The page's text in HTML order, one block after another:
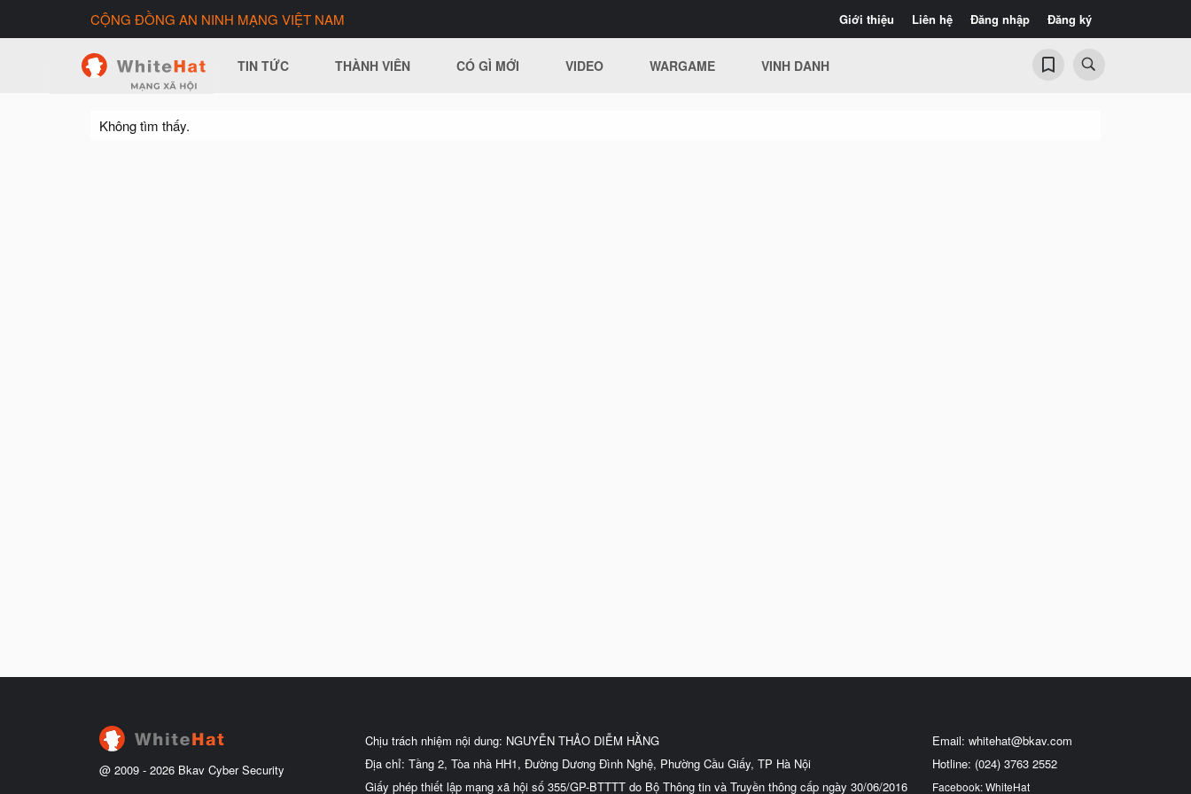
Giới thiệu Liên hệ Đăng nhập Đăng ký
CỘNG ĐỒNG AN NINH MẠNG VIỆT NAM
TIN TỨC THÀNH VIÊN CÓ GÌ MỚI VIDEO WARGAME VINH DANH
Không tìm thấy.
@ 2009 - 2026 Bkav Cyber Security
Chịu trách nhiệm nội dung: NGUYỄN THẢO DIỄM HẰNG
Địa chỉ: Tầng 2, Tòa nhà HH1, Đường Dương Đình Nghệ, Phường Cầu Giấy, TP Hà Nội
Giấy phép thiết lập mạng xã hội số 355/GP-BTTTT do Bộ Thông tin và Truyền thông cấp ngày 30/06/2016
Email: whitehat@bkav.com
Hotline: (024) 3763 2552
Facebook: WhiteHat